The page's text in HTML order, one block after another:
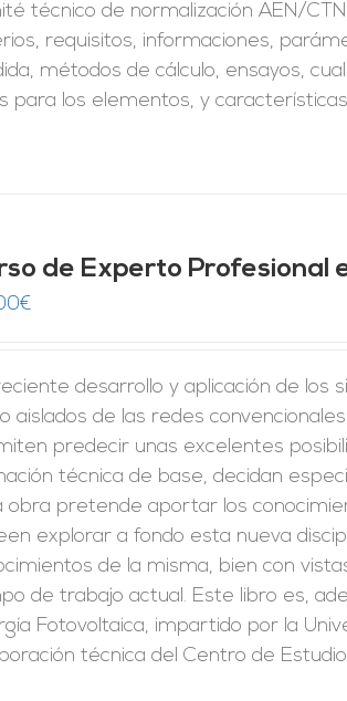
técnico de normalización AEN/
requisitos, informaciones,
métodos de cálculo, ensayos,
para los elementos, y
de Experto Profesional
€
desarrollo y aplicación de los
aislados de las redes
predecir unas excelentes
técnica de base, decidan
obra pretende aportar los
explorar a fondo esta nueva
de la misma, bien con
de trabajo actual. Este libro es,
Fotovoltaica, impartido por la
técnica del Centro de